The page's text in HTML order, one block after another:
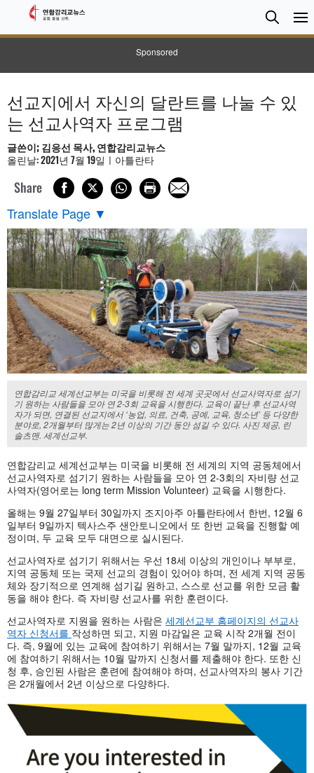
Sponsored
검
색
Search
선교지에서 자신의 달란트를 나눌 수 있
는 선교사역자 프로그램
글쓴이; 김응선 목사, 연합감리교뉴스
올린날: 2021년 7월 19일ㅣ아틀란타
Share
Translate Page ▼
연합감리교 세계선교부는 미국을 비롯해 전 세계 곳곳에서 선교사역자로 섬기
기 원하는 사람들을 모아 연 2-3회 교육을 시행한다. 교육이 끝난 후 선교사역
자가 되면, 연결된 선교지에서 ‘농업, 의료, 건축, 공예, 교육, 청소년’ 등 다양한
분야로, 2개월부터 많게는 2년 이상의 기간 동안 섬길 수 있다. 사진 제공, 린
솔츠맨. 세계선교부.
연합감리교 세계선교부는 미국을 비롯해 전 세계의 지역 공동체에서
선교사역자로 섬기기 원하는 사람들을 모아 연 2-3회의 자비량 선교
사역자(영어로는 long term Mission Volunteer) 교육을 시행한다.
올해는 9월 27일부터 30일까지 조지아주 아틀란타에서 한번, 12월 6
일부터 9일까지 텍사스주 샌안토니오에서 또 한번 교육을 진행할 예
정이며, 두 교육 모두 대면으로 실시된다.
선교사역자로 섬기기 위해서는 우선 18세 이상의 개인이나 부부로,
지역 공동체 또는 국제 선교의 경험이 있어야 하며, 전 세계 지역 공동
체와 장기적으로 연계해 섬기길 원하고, 스스로 선교를 위한 모금 활
동을 해야 한다. 즉 자비량 선교사를 위한 훈련이다.
선교사역자로 지원을 원하는 사람은 세계선교부 홈페이지의 선교사
역자 신청서를 작성하면 되고, 지원 마감일은 교육 시작 2개월 전이
다. 즉, 9월에 있는 교육에 참여하기 위해서는 7월 말까지, 12월 교육
에 참여하기 위해서는 10월 말까지 신청서를 제출해야 한다. 또한 신
청 후, 승인된 사람은 훈련에 참여해야 하며, 선교사역자의 봉사 기간
은 2개월에서 2년 이상으로 다양하다.